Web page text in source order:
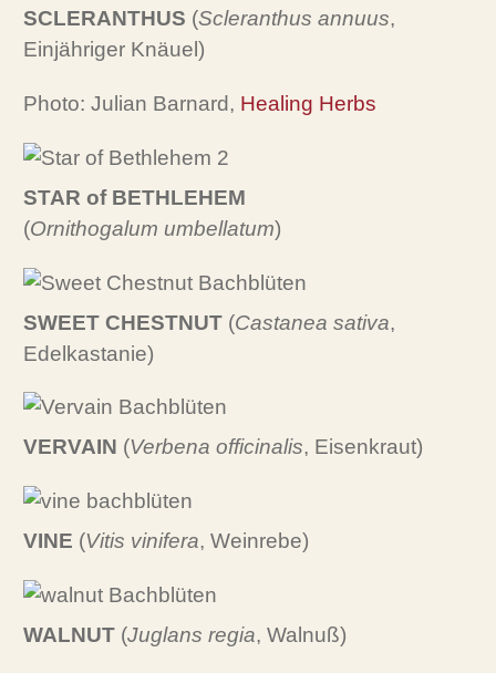
SCLERANTHUS (Scleranthus annuus,
Einjähriger Knäuel)
Photo: Julian Barnard, Healing Herbs
STAR of BETHLEHEM
(Ornithogalum umbellatum)
SWEET CHESTNUT(Castanea sativa,
Edelkastanie)
VERVAIN (Verbena officinalis, Eisenkraut)
VINE (Vitis vinifera, Weinrebe)
WALNUT(Juglans regia, Walnuß)